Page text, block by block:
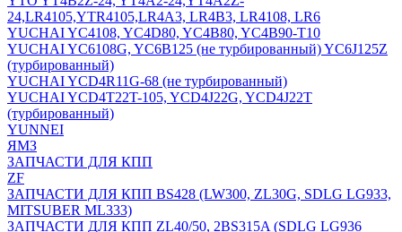
24,LR4105,YTR4105,LR4A3, LR4B3, LR4108, LR6
YUCHAI YC4108, YC4D80, YC4B80, YC4B90-T10
YUCHAI YC6108G, YC6B125 (не турбированный) YC6J125Z
(турбированный)
YUCHAI YCD4R11G-68 (не турбированный)
YUCHAI YCD4T22T-105, YCD4J22G, YCD4J22T
(турбированный)
YUNNEI
ЯМЗ
ЗАПЧАСТИ ДЛЯ КПП
ZF
ЗАПЧАСТИ ДЛЯ КПП BS428 (LW300, ZL30G, SDLG LG933,
MITSUBER ML333)
ЗАПЧАСТИ ДЛЯ КПП ZL40/50, 2BS315A (SDLG LG936